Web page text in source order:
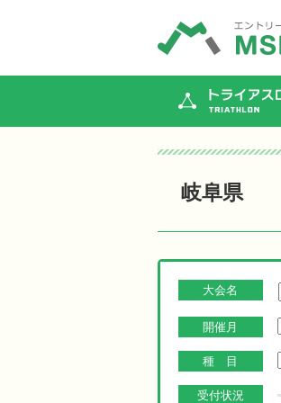
トライアスロン
岐阜県
大会名
開催月
種 目
受付状況